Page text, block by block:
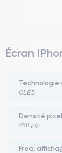
Écran
Technologie
OLED
Densité
460 p/p
Freq.